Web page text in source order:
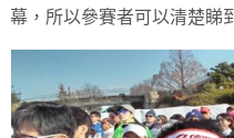
幕，所以參賽者可以清楚睇